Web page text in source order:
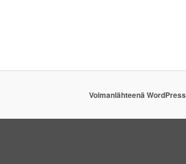
Voimanlähteenä WordPress